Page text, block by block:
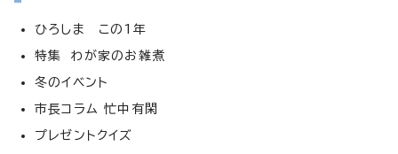
ひろしま この1年
特集 わが家のお雑煮
冬のイベント
市長コラム 忙中有閑
プレゼントクイズ